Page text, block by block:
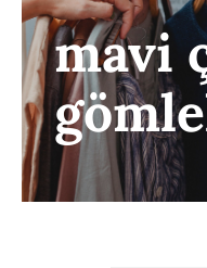
Mağaza
Yeni Ürünler
Kategoriler
mavi